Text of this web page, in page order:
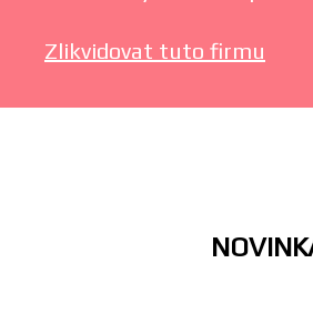
Zlikvidovat tuto firmu